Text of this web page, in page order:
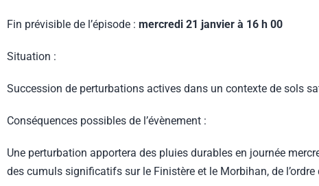
Fin prévisible de l’épisode : mercredi 21 janvier à 16 h 00
Situation :
Succession de perturbations actives dans un contexte de sols
Conséquences possibles de l’évènement :
Une perturbation apportera des pluies durables en journée
des cumuls significatifs sur le Finistère et le Morbihan, de